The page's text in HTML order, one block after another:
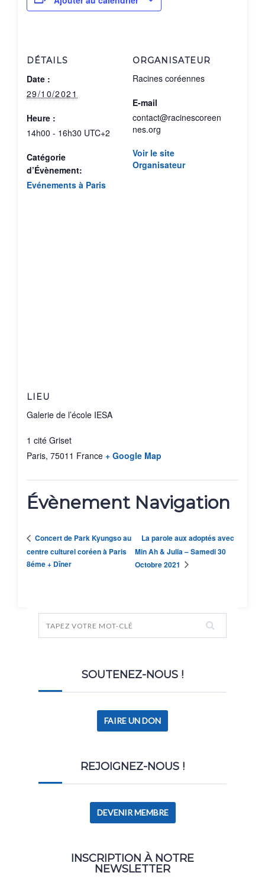
DÉTAILS
Date :
29/10/2021
Heure :
14h00 - 16h30 UTC+2
Catégorie
d’Évènement:
Evénements à Paris
ORGANISATEUR
Racines coréennes
E-mail
contact@racinescoreen
nes.org
Voir le site
Organisateur
LIEU
Galerie de l’école IESA
1 cité Griset
Paris, 75011 France + Google Map
Évènement Navigation
Concert de Park Kyungso au
centre culturel coréen à Paris
8éme + Dîner
La parole aux adoptés avec
Min Ah & Julia – Samedi 30
Octobre 2021
SOUTENEZ-NOUS !
FAIRE UN DON
REJOIGNEZ-NOUS !
DEVENIR MEMBRE
INSCRIPTION À NOTRE
NEWSLETTER